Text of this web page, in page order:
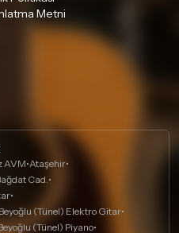
Metni
AVM•Ataşehir•
Cad.•
•
Beyoğlu (Tünel) Elektro Gitar•
(Tünel) Piyano•